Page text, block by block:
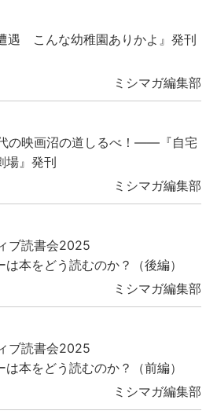
遇 こんな幼稚園ありかよ』発刊
ミシマガ編集部
の映画沼の道しるべ！――『自宅
』発刊
ミシマガ編集部
ブ読書会2025
本をどう読むのか？（後編）
ミシマガ編集部
ブ読書会2025
本をどう読むのか？（前編）
ミシマガ編集部